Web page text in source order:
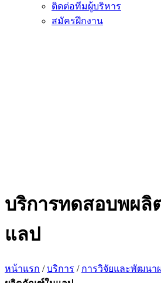
ติดต่อทีมผู้บริหาร
สมัครฝึกงาน
บริการทดสอบพผ
แลป
หน้าแรก /บริการ / การวิจัยและพัฒน